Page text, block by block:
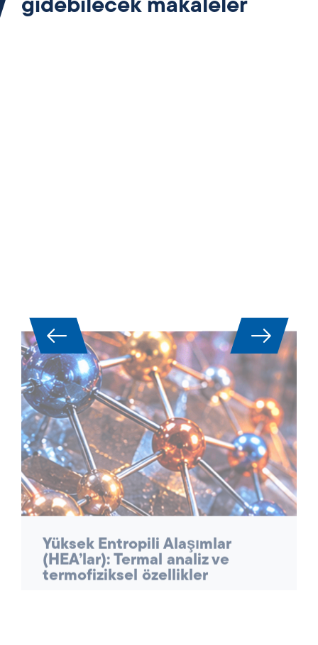
gidebilecek makaleler
Yüksek Entropili Alaşımlar
(HEA’lar): Termal analiz ve
termofiziksel özellikler
Yüksek entropili alaşımlar (HEA’lar) artık
havacılık, enerji üretimi, türbinler ve reaktör
yapımında yüksek performanslı uygulamalar
için önemli bir malzeme sınıfı olarak kabul
edilmektedir. Karmaşık, çok bileşenli bileşimleri
nedeniyle, yüksek mukavemet, sıcaklık ve
oksidasyon direncinin benzersiz
kombinasyonlarını sergilerler – ancak aynı
zamanda karakterize edilmeleri son derece